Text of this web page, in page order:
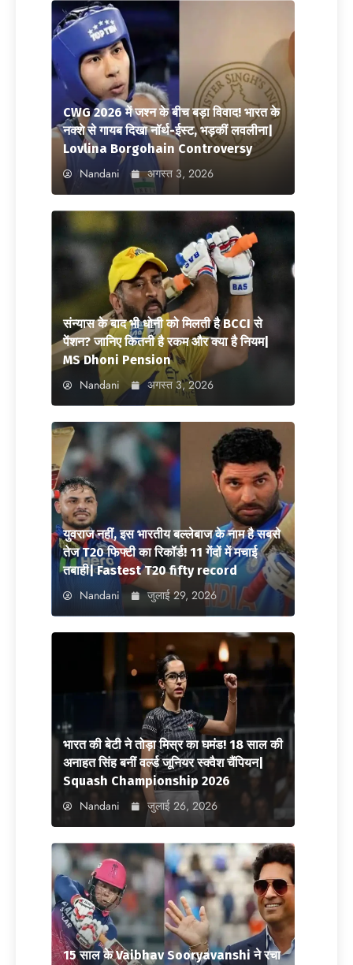
CWG 2026 में जश्न के बीच बड़ा विवाद! भारत के
नक्शे से गायब दिखा नॉर्थ-ईस्ट, भड़कीं लवलीना|
Lovlina Borgohain Controversy
Nandani अगस्त 3, 2026
संन्यास के बाद भी धोनी को मिलती है BCCI से
पेंशन? जानिए कितनी है रकम और क्या है नियम|
MS Dhoni Pension
Nandani अगस्त 3, 2026
युवराज नहीं, इस भारतीय बल्लेबाज के नाम है सबसे
तेज T20 फिफ्टी का रिकॉर्ड! 11 गेंदों में मचाई
तबाही| Fastest T20 fifty record
Nandani जुलाई 29, 2026
भारत की बेटी ने तोड़ा मिस्र का घमंड! 18 साल की
अनाहत सिंह बनीं वर्ल्ड जूनियर स्क्वैश चैंपियन|
Squash Championship 2026
Nandani जुलाई 26, 2026
15 साल के Vaibhav Sooryavanshi ने रचा